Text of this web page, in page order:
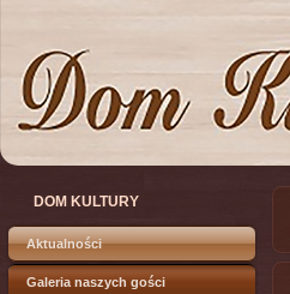
DOM KULTURY
Aktualności
Galeria naszych gości